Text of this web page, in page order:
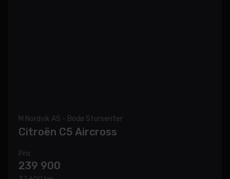
M Nordvik AS - Bodø Storsenter
Citroën C5 Aircross
Pris
239 900